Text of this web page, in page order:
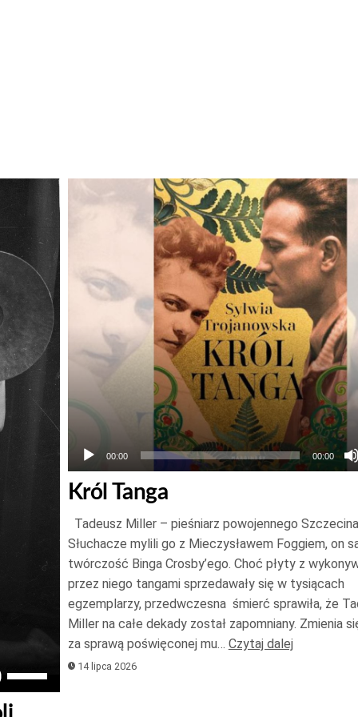
Używaj
strzałek
plików
dźwiękowych
00:00 00:00
Król Tanga
Tadeusz Miller – pieśniarz powojennego Szczecina
Słuchacze mylili go z Mieczysławem Foggiem, on
twórczość Binga Crosby’ego. Choć płyty z
przez niego tangami sprzedawały się w tysiącach
egzemplarzy, przedwczesna śmierć sprawiła, że
Miller na całe dekady został zapomniany. Zmienia
za sprawą poświęconej mu… Czytaj dalej
14 lipca 2026